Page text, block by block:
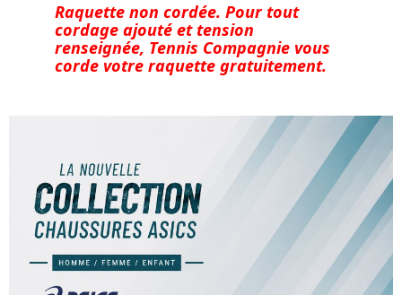
Raquette non cordée. Pour tout
cordage ajouté et tension
renseignée, Tennis Compagnie vous
corde votre raquette gratuitement.